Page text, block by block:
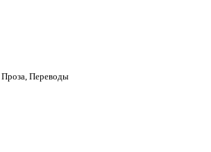
Проза, Переводы